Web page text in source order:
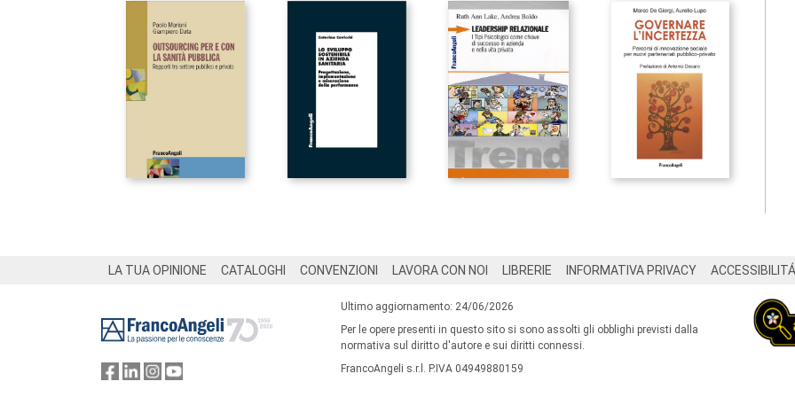
LA TUA OPINIONE CATALOGHI CONVENZIONI LAVORA CON NOI LIBRERIE INFORMATIVA PRIVACY ACCESSIBILITÁ
Ultimo aggiornamento: 24/06/2026
Per le opere presenti in questo sito si sono assolti gli obblighi previsti dalla
normativa sul diritto d'autore e sui diritti connessi.
FrancoAngeli s.r.l. P.IVA 04949880159